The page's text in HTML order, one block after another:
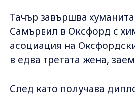
Тачър завършва
Самървил в Оксфорд с
асоциация на
в едва третата жена,
След като получава